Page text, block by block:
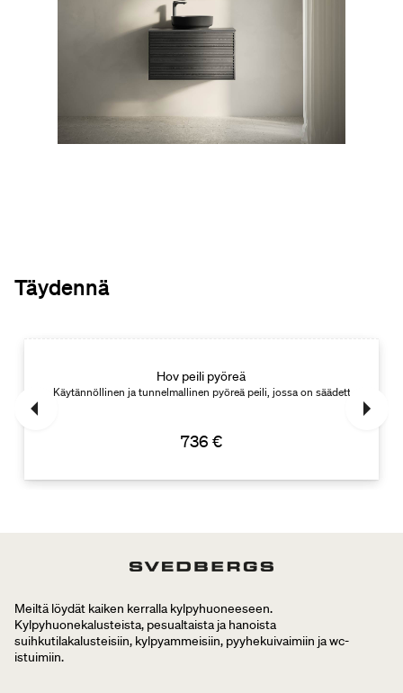
Täydennä
Hov peili pyöreä
Käytännöllinen ja tunnelmallinen pyöreä peili, jossa on säädettävä
736 €
Meiltä löydät kaiken kerralla kylpyhuoneeseen.
Kylpyhuonekalusteista, pesualtaista ja hanoista
suihkutilakalusteisiin, kylpyammeisiin, pyyhekuivaimiin ja wc-
istuimiin.